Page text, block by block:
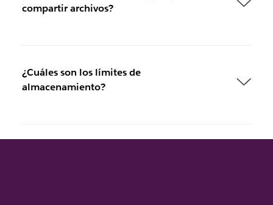
compartir archivos?
¿Cuáles son los límites de
almacenamiento?